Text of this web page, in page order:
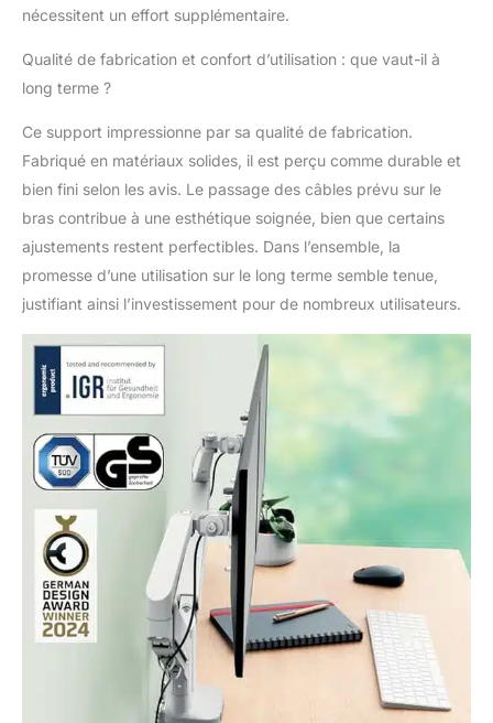
montage et aux
65370085
nécessitent un effort supplémentaire.
Qualité de fabrication et confort d’utilisation : que vaut-il à
long terme ?
Ce support impressionne par sa qualité de fabrication.
Fabriqué en matériaux solides, il est perçu comme durable et
bien fini selon les avis. Le passage des câbles prévu sur le
bras contribue à une esthétique soignée, bien que certains
ajustements restent perfectibles. Dans l’ensemble, la
promesse d’une utilisation sur le long terme semble tenue,
justifiant ainsi l’investissement pour de nombreux utilisateurs.